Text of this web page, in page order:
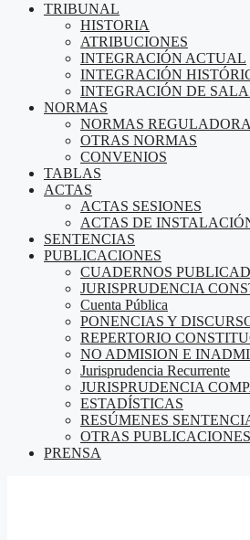
TRIBUNAL
HISTORIA
ATRIBUCIONES
INTEGRACIÓN ACTUAL
INTEGRACIÓN
INTEGRACIÓN DE
NORMAS
NORMAS
OTRAS NORMAS
CONVENIOS
TABLAS
ACTAS
ACTAS SESIONES
ACTAS DE
SENTENCIAS
PUBLICACIONES
CUADERNOS
JURISPRUDENCIA
Cuenta Pública
PONENCIAS Y
REPERTORIO
NO ADMISION E
Jurisprudencia Recurrente
JURISPRUDENCIA
ESTADÍSTICAS
RESÚMENES
OTRAS PUBLICACIONES
PRENSA